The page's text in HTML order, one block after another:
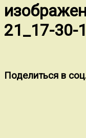
21_17-30-
Поделиться в